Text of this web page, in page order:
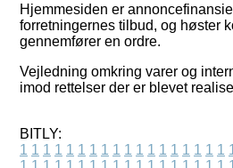
Hjemmesiden er
forretningernes tilbud, og høster
gennemfører en ordre.
Vejledning omkring varer og
imod rettelser der er blevet
BITLY:
1 1 1 1 1 1 1 1 1 1 1 1 1 1 1 1 1 1